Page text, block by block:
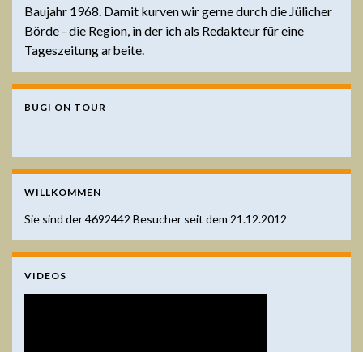
Baujahr 1968. Damit kurven wir gerne durch die Jülicher
Börde - die Region, in der ich als Redakteur für eine
Tageszeitung arbeite.
BUGI ON TOUR
WILLKOMMEN
Sie sind der4692442 Besucher seit dem 21.12.2012
VIDEOS